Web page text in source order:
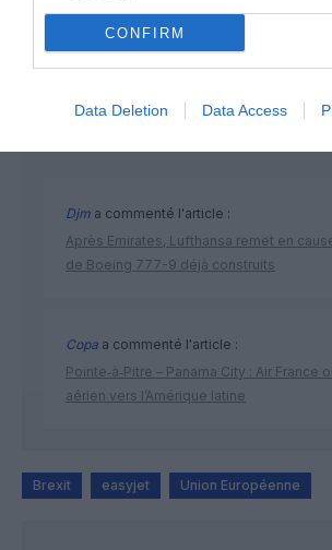
CONFIRM
Data Deletion Data Access
Djm a commenté l'article :
Après Emirates, Lufthansa remet en
de Boeing 777-9 déjà construits
Copa a commenté l'article :
Pointe‑à‑Pitre – Panama City : Air France
aérien vers l’Amérique latine
Brexit easyjet Union Européenne